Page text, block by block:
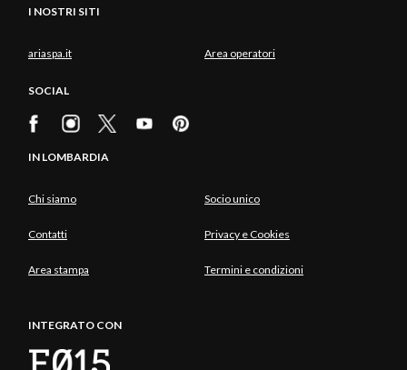
I NOSTRI SITI
ariaspa.it Area operatori
SOCIAL
IN LOMBARDIA
Chi siamo Socio unico
Contatti Privacy e Cookies
Area stampa Termini e condizioni
INTEGRATO CON